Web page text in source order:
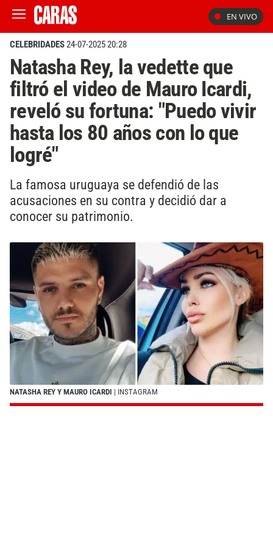
EN VIVO
CELEBRIDADES24-07-2025 20:28
Natasha Rey, la vedette que
filtró el video de Mauro Icardi,
reveló su fortuna: "Puedo vivir
hasta los 80 años con lo que
logré"
La famosa uruguaya se defendió de las
acusaciones en su contra y decidió dar a
conocer su patrimonio.
NATASHA REY Y MAURO ICARDI | INSTAGRAM